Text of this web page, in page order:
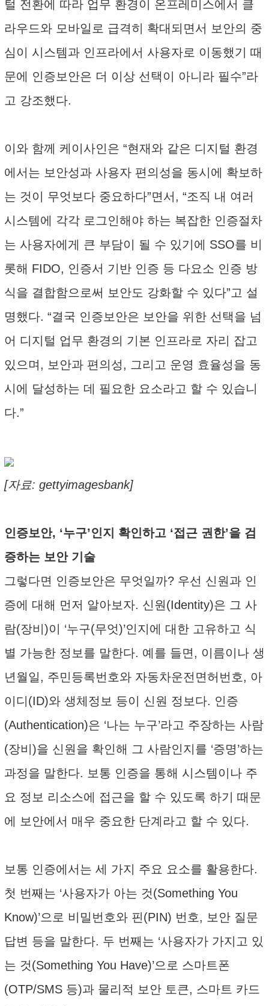
털 전환에 따라 업무 환경이 온프레미스에서 클
라우드와 모바일로 급격히 확대되면서 보안의 중
심이 시스템과 인프라에서 사용자로 이동했기 때
문에 인증보안은 더 이상 선택이 아니라 필수”라
고 강조했다.
이와 함께 케이사인은 “현재와 같은 디지털 환경
에서는 보안성과 사용자 편의성을 동시에 확보하
는 것이 무엇보다 중요하다”면서, “조직 내 여러
시스템에 각각 로그인해야 하는 복잡한 인증절차
는 사용자에게 큰 부담이 될 수 있기에 SSO를 비
롯해 FIDO, 인증서 기반 인증 등 다요소 인증 방
식을 결합함으로써 보안도 강화할 수 있다”고 설
명했다. “결국 인증보안은 보안을 위한 선택을 넘
어 디지털 업무 환경의 기본 인프라로 자리 잡고
있으며, 보안과 편의성, 그리고 운영 효율성을 동
시에 달성하는 데 필요한 요소라고 할 수 있습니
다.”
[자료: gettyimagesbank]
인증보안, ‘누구’인지 확인하고 ‘접근 권한’을 검
증하는 보안 기술
그렇다면 인증보안은 무엇일까? 우선 신원과 인
증에 대해 먼저 알아보자. 신원(Identity)은 그 사
람(장비)이 ‘누구(무엇)’인지에 대한 고유하고 식
별 가능한 정보를 말한다. 예를 들면, 이름이나 생
년월일, 주민등록번호와 자동차운전면허번호, 아
이디(ID)와 생체정보 등이 신원 정보다. 인증
(Authentication)은 ‘나는 누구’라고 주장하는 사람
(장비)을 신원을 확인해 그 사람인지를 ‘증명’하는
과정을 말한다. 보통 인증을 통해 시스템이나 주
요 정보 리소스에 접근을 할 수 있도록 하기 때문
에 보안에서 매우 중요한 단계라고 할 수 있다.
보통 인증에서는 세 가지 주요 요소를 활용한다.
첫 번째는 ‘사용자가 아는 것(Something You
Know)’으로 비밀번호와 핀(PIN) 번호, 보안 질문
답변 등을 말한다. 두 번째는 ‘사용자가 가지고 있
는 것(Something You Have)’으로 스마트폰
(OTP/SMS 등)과 물리적 보안 토큰, 스마트 카드